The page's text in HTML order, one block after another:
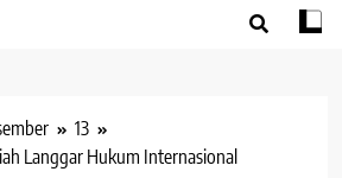
13
Langgar Hukum Internasional